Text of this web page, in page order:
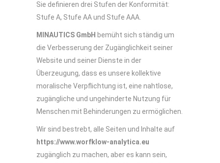
Sie definieren drei Stufen der Konformität:
Stufe A, Stufe AA und Stufe AAA.
MINAUTICS GmbH bemüht sich ständig um
die Verbesserung der Zugänglichkeit seiner
Website und seiner Dienste in der
Überzeugung, dass es unsere kollektive
moralische Verpflichtung ist, eine nahtlose,
zugängliche und ungehinderte Nutzung für
Menschen mit Behinderungen zu ermöglichen.
Wir sind bestrebt, alle Seiten und Inhalte auf
https://www.worfklow-analytica.eu
zugänglich zu machen, aber es kann sein,